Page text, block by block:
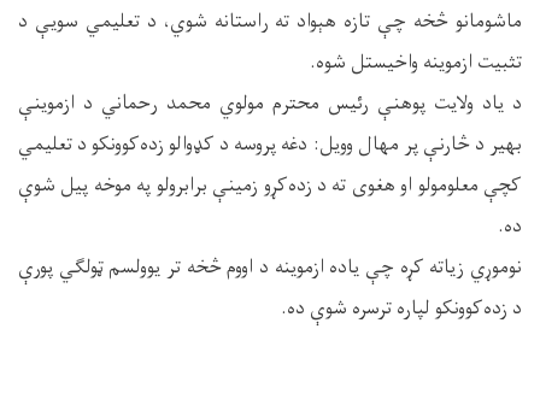
ماشومانو څخه چې تازه هېواد ته راستانه شوي، د تعلیمي سویې د
تثبیت ازموینه واخیستل شوه.
د یاد ولایت پوهنې رئیس محترم مولوي محمد رحماني د ازموینې
بهیر د څارنې پر مهال وویل: دغه پروسه د کډوالو زده‌کوونکو د تعلیمي
کچې معلومولو او هغوی ته د زده‌کړو زمینې برابرولو په موخه پیل شوې
ده.
نوموړي زیاته کړه چې یاده ازموینه د اووم څخه تر یوولسم ټولګي پورې
د زده‌کوونکو لپاره ترسره شوې ده.